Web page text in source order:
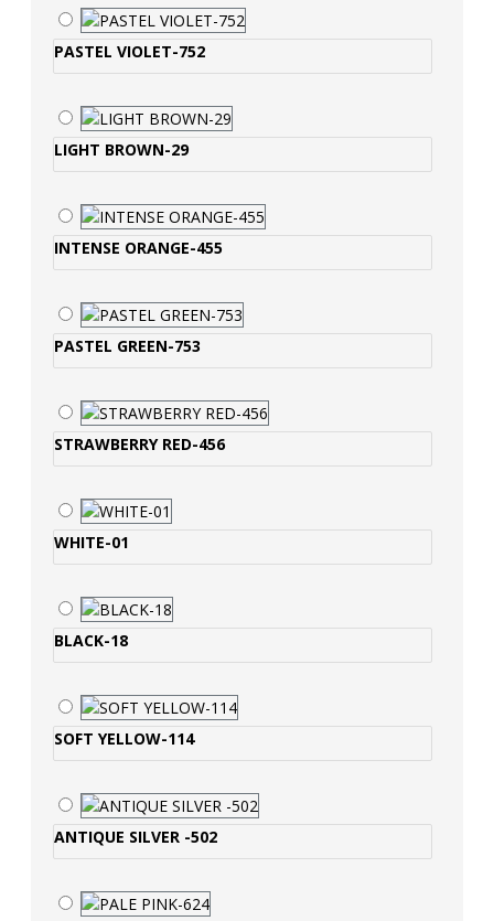
PASTEL VIOLET-752
LIGHT BROWN-29
INTENSE ORANGE-455
PASTEL GREEN-753
STRAWBERRY RED-456
WHITE-01
BLACK-18
SOFT YELLOW-114
ANTIQUE SILVER -502